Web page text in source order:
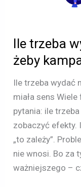
Ile trzeba
żeby
Ile trzeba wydać
miała sens
pytania: ile
zobaczyć efekty.
„to zależy”.
nie wnosi. Bo za
ważniejszego –